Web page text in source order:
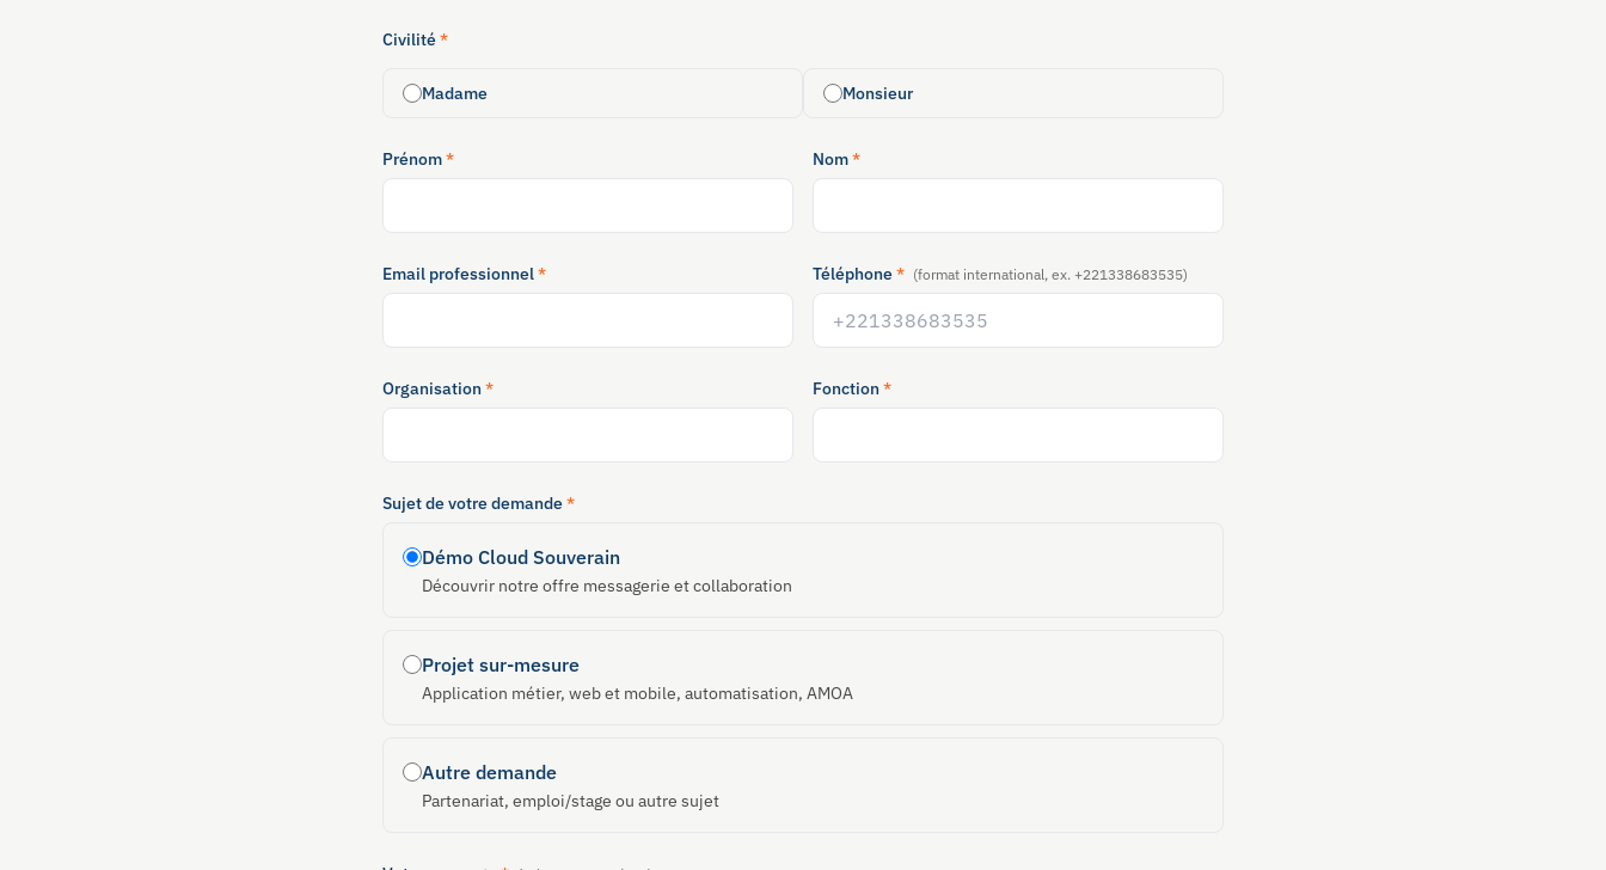
Civilité*
Madame Monsieur
Prénom* Nom*
Email professionnel* Téléphone* (format international, ex. +221338683535)
Organisation * Fonction *
Sujet de votre demande*
Démo Cloud Souverain
Découvrir notre offre messagerie et collaboration
Projet sur-mesure
Application métier, web et mobile, automatisation, AMOA
Autre demande
Partenariat, emploi/stage ou autre sujet